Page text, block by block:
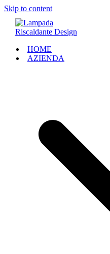
Skip to content
HOME
AZIENDA